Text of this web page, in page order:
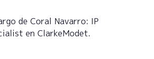
de Coral Navarro: IP
en ClarkeModet.